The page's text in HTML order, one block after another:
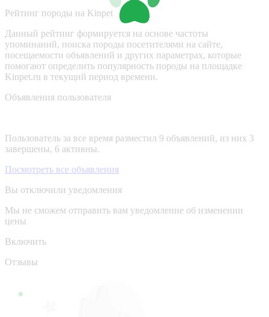
Рейтинг породы на Kinpet
Данный рейтинг формируется на основе частоты
упоминаний, поиска породы посетителями на сайте,
посещаемости объявлений и других параметрах, которые
помогают определить популярность породы на площадке
Kinpet.ru в текущий период времени.
Объявления пользователя
Пользователь за все время разместил 9 объявлений, из них 3
завершены, 6 активны.
Посмотреть все объявления
Вы отключили уведомления
Мы не сможем отправить вам уведомление об изменении
цены
Включить
Отзывы